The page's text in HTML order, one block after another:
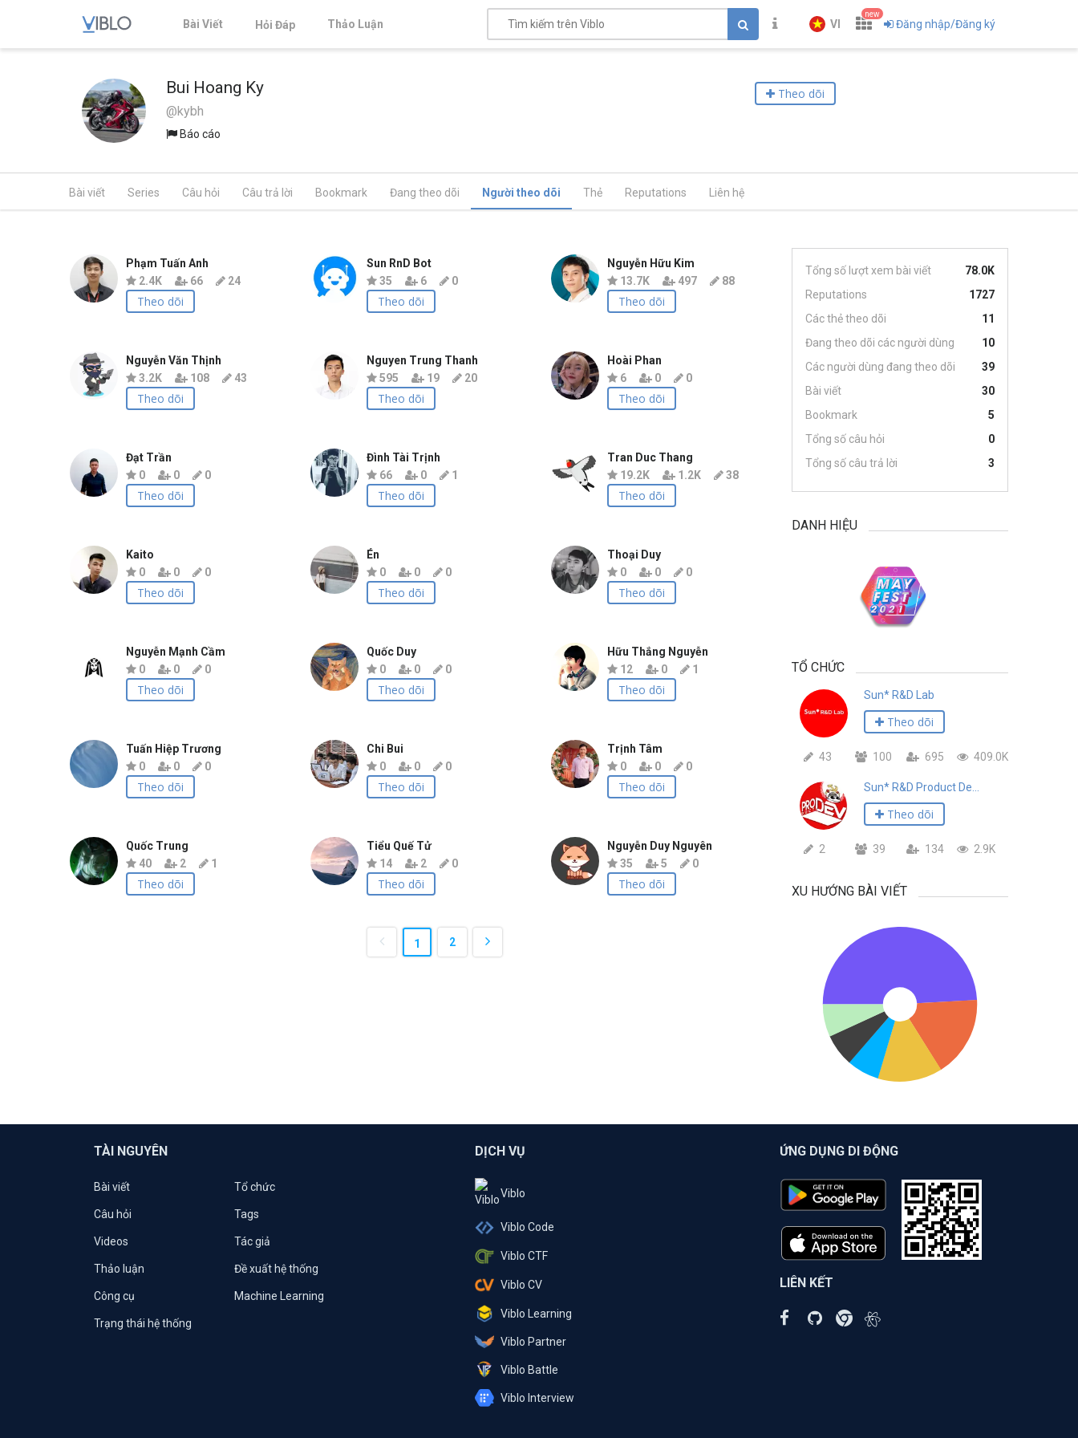
Bài Viết Hỏi Đáp Thảo Luận VI
new
Đăng nhập/Đăng ký
Bui Hoang Ky
@kybh
Báo cáo
Theo dõi
Bài viết Series Câu hỏi Câu trả lời Bookmark Đang theo dõi Người theo dõi Thẻ Reputations Liên hệ
Phạm Tuấn Anh
2.4K
66 24
Theo dõi
Sun RnD Bot
35
6 0
Theo dõi
Nguyễn Hữu Kim
13.7K
497 88
Theo dõi
Nguyễn Văn Thịnh
3.2K
108 43
Theo dõi
Nguyen Trung Thanh
595
19 20
Theo dõi
Hoài Phan
6
0 0
Theo dõi
Đạt Trần
0
0 0
Theo dõi
Đình Tài Trịnh
66
0 1
Theo dõi
Tran Duc Thang
19.2K
1.2K 38
Theo dõi
Kaito
0
0 0
Theo dõi
Én
0
0 0
Theo dõi
Thoại Duy
0
0 0
Theo dõi
Nguyễn Mạnh Cầm
0
0 0
Theo dõi
Quốc Duy
0
0 0
Theo dõi
Hữu Thắng Nguyễn
12
0 1
Theo dõi
Tuấn Hiệp Trương
0
0 0
Theo dõi
Chi Bui
0
0 0
Theo dõi
Trịnh Tâm
0
0 0
Theo dõi
Quốc Trung
40
2 1
Theo dõi
Tiểu Quế Tử
14
2 0
Theo dõi
Nguyễn Duy Nguyên
35
5 0
Theo dõi
1 2
Tổng số lượt xem bài viết
78.0K
Reputations
1727
Các thẻ theo dõi
11
Đang theo dõi các người dùng
10
Các người dùng đang theo dõi
39
Bài viết
30
Bookmark
5
Tổng số câu hỏi
0
Tổng số câu trả lời
3
DANH HIỆU
TỔ CHỨC
Sun* R&D Lab
Theo dõi
43 100 695 409.0K
Theo dõi
2 39 134 2.9K
XU HƯỚNG BÀI VIẾT
TÀI NGUYÊN
Bài viết Tổ chức
Câu hỏi Tags
Videos Tác giả
Thảo luận Đề xuất hệ thống
Công cụ Machine Learning
Trạng thái hệ thống
DỊCH VỤ
Viblo
Viblo Code
Viblo CTF
Viblo CV
Viblo Learning
Viblo Partner
Viblo Battle
Viblo Interview
ỨNG DỤNG DI ĐỘNG
LIÊN KẾT